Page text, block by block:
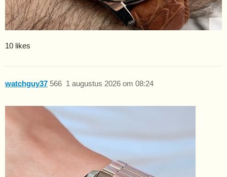
10 likes
watchguy37 1 augustus 2026 om 08:24
566